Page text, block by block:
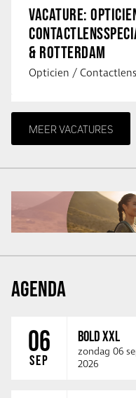
VACATURE:
& ROTTERDAM
MEER VACATURES
AGENDA
06
SEP
BOLD XXL
zondag 06
2026